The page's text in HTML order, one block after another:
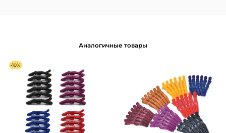
Аналогичные товары
-10%